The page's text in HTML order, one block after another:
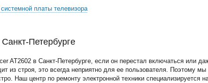
платы телевизора
Петербурге
AT2602 в Санкт-Петербурге, если он перестал включаться или
из строя, это всегда неприятно для ее пользователя. Поэтому мы
Наш центр по ремонту электронной техники специализируется